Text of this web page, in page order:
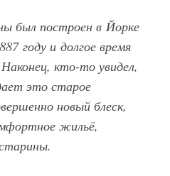
был построен в Йорке
году и долгое время
кто-то увидел,
это старое
новый блеск,
жильё,